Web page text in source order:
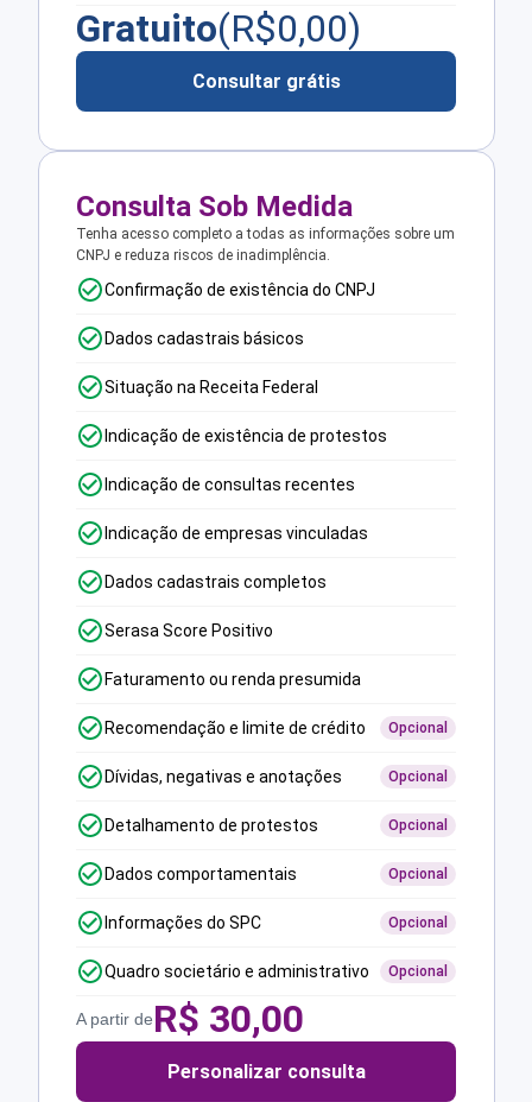
Gratuito(R$0,00)
Consultar grátis
Consulta Sob Medida
Tenha acesso completo a todas as informações sobre um
CNPJ e reduza riscos de inadimplência.
Confirmação de existência do CNPJ
Dados cadastrais básicos
Situação na Receita Federal
Indicação de existência de protestos
Indicação de consultas recentes
Indicação de empresas vinculadas
Dados cadastrais completos
Serasa Score Positivo
Faturamento ou renda presumida
Recomendação e limite de crédito Opcional
Dívidas, negativas e anotações Opcional
Detalhamento de protestos Opcional
Dados comportamentais Opcional
Informações do SPC Opcional
Quadro societário e administrativo Opcional
A partir deR$ 30,00
Personalizar consulta